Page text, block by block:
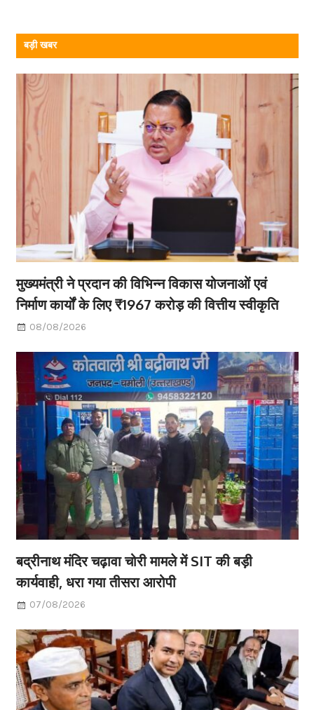
बड़ी खबर
मुख्यमंत्री ने प्रदान की विभिन्न विकास योजनाओं एवं
निर्माण कार्यों के लिए ₹1967 करोड़ की वित्तीय स्वीकृति
08/08/2026
बद्रीनाथ मंदिर चढ़ावा चोरी मामले में SIT की बड़ी
कार्यवाही, धरा गया तीसरा आरोपी
07/08/2026